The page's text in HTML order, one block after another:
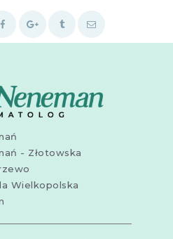
- Złotowska
Wielkopolska